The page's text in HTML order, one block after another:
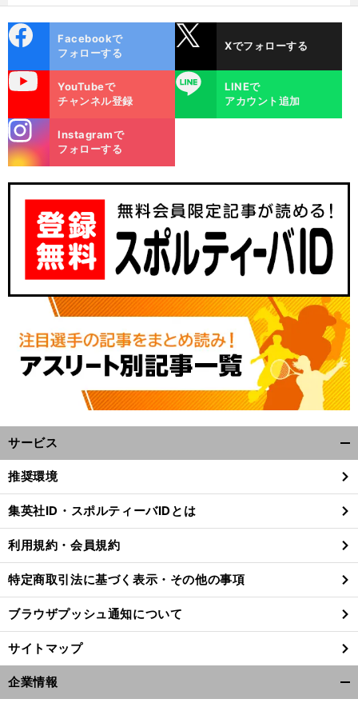
】
。
・
ok
Facebookで
フォローする
Xでフォローする
YouTubeで
チャンネル登録
LINE
LINEで
アカウント追加
m
Instagramで
フォローする
サービス
閉
る
推奨環境
集英社ID・スポルティーバIDとは
利用規約・会員規約
特定商取引法に基づく表示・その他の事項
ブラウザプッシュ通知について
サイトマップ
企業情報